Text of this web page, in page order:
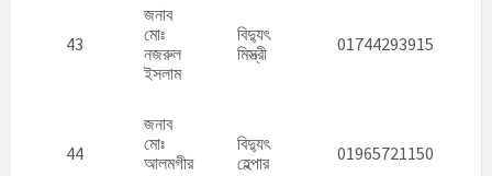
43
জনাব
মোঃ
নজরুল
ইসলাম
বিদ্যুৎ
মিস্ত্রী
01744293915
44
জনাব
মোঃ
আলমগীর
বিদ্যুৎ
হেল্পার
01965721150